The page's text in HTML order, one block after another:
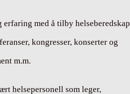
med å tilby helseberedskap
kongresser, konserter og
m.m.
helsepersonell som leger,